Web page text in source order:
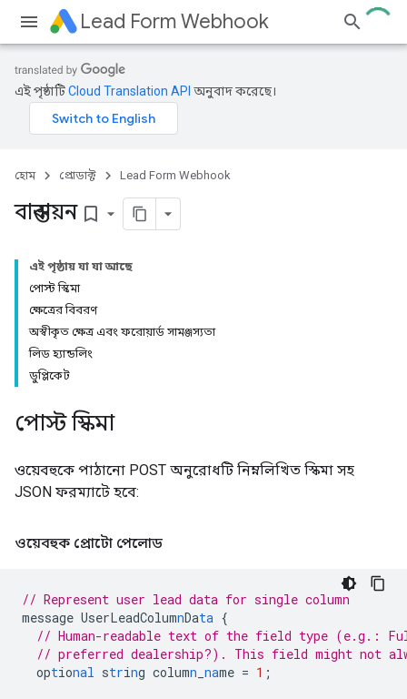
Lead Form Webhook
এই পৃষ্ঠাটিCloud Translation API অনুবাদ করেছে।
হোম প্রোডাক্ট Lead Form Webhook
বাস্তবায়ন bookmark_border
এই পৃষ্ঠায় যা যা আছে
পোস্ট স্কিমা
ক্ষেত্রের বিবরণ
অস্বীকৃত ক্ষেত্র এবং ফরোয়ার্ড সামঞ্জস্যতা
লিড হ্যান্ডলিং
ডুপ্লিকেট
পোস্ট স্কিমা
ওয়েবহুকে পাঠানো POST অনুরোধটি নিম্নলিখিত স্কিমা সহ
JSON ফরম্যাটে হবে:
ওয়েবহুক প্রোটো পেলোড
// Represent user lead data for single column
message UserLeadColumnData {
// Human-readable text of the field type (e.g.:
// preferred dealership?). This field might not
optional string column name = 1 ;